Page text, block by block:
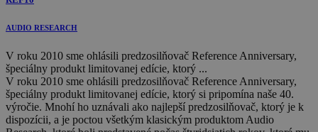
AUDIO RESEARCH
V roku 2010 sme ohlásili predzosilňovač Reference Anniversary,
špeciálny produkt limitovanej edície, ktorý ...
V roku 2010 sme ohlásili predzosilňovač Reference Anniversary,
špeciálny produkt limitovanej edície, ktorý si pripomína naše 40.
výročie. Mnohí ho uznávali ako najlepší predzosilňovač, ktorý je k
dispozícii, a je poctou všetkým klasickým produktom Audio